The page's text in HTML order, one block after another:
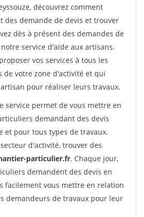
découvrez comment
des demande de devis et trouver
dès à présent des demandes de
service d'aide aux artisans.
vos services à tous les
de votre zone d'activité et qui
pour réaliser leurs travaux.
service permet de vous mettre en
demandant des devis
et pour tous types de travaux.
d'activité, trouver des
particulier.fr. Chaque jour,
demandent des devis en
facilement vous mettre en relation
demandeurs de travaux pour leur